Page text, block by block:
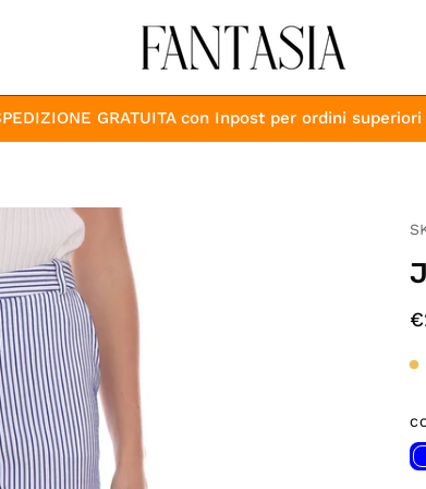
GRATUITA con Inpost per ordini